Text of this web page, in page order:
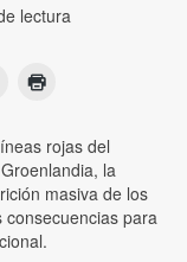
lectura
rojas del
la
masiva de los
para